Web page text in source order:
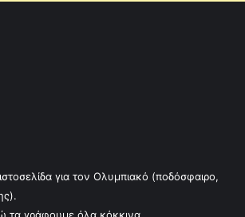
για τον Ολυμπιακό (ποδόσφαιρο,